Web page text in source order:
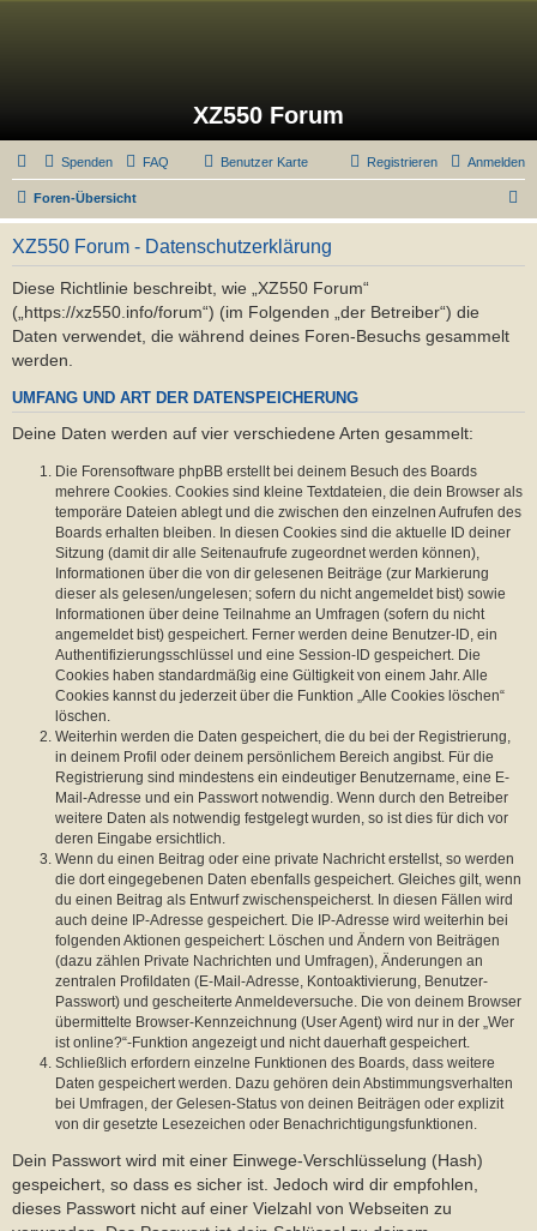
XZ550 Forum
Spenden FAQ Benutzer Karte Anmelden
Registrieren
Foren-Übersicht
u
XZ550 Forum - Datenschutzerklärung
Diese Richtlinie beschreibt, wie „XZ550 Forum“
(„https://xz550.info/forum“) (im Folgenden „der Betreiber“) die
Daten verwendet, die während deines Foren-Besuchs gesammelt
werden.
UMFANG UND ART DER DATENSPEICHERUNG
Deine Daten werden auf vier verschiedene Arten gesammelt:
Die Forensoftware phpBB erstellt bei deinem Besuch des Boards
mehrere Cookies. Cookies sind kleine Textdateien, die dein Browser als
temporäre Dateien ablegt und die zwischen den einzelnen Aufrufen des
Boards erhalten bleiben. In diesen Cookies sind die aktuelle ID deiner
Sitzung (damit dir alle Seitenaufrufe zugeordnet werden können),
Informationen über die von dir gelesenen Beiträge (zur Markierung
dieser als gelesen/ungelesen; sofern du nicht angemeldet bist) sowie
Informationen über deine Teilnahme an Umfragen (sofern du nicht
angemeldet bist) gespeichert. Ferner werden deine Benutzer-ID, ein
Authentifizierungsschlüssel und eine Session-ID gespeichert. Die
Cookies haben standardmäßig eine Gültigkeit von einem Jahr. Alle
Cookies kannst du jederzeit über die Funktion „Alle Cookies löschen“
löschen.
Weiterhin werden die Daten gespeichert, die du bei der Registrierung,
in deinem Profil oder deinem persönlichem Bereich angibst. Für die
Registrierung sind mindestens ein eindeutiger Benutzername, eine E-
Mail-Adresse und ein Passwort notwendig. Wenn durch den Betreiber
weitere Daten als notwendig festgelegt wurden, so ist dies für dich vor
deren Eingabe ersichtlich.
Wenn du einen Beitrag oder eine private Nachricht erstellst, so werden
die dort eingegebenen Daten ebenfalls gespeichert. Gleiches gilt, wenn
du einen Beitrag als Entwurf zwischenspeicherst. In diesen Fällen wird
auch deine IP-Adresse gespeichert. Die IP-Adresse wird weiterhin bei
folgenden Aktionen gespeichert: Löschen und Ändern von Beiträgen
(dazu zählen Private Nachrichten und Umfragen), Änderungen an
zentralen Profildaten (E-Mail-Adresse, Kontoaktivierung, Benutzer-
Passwort) und gescheiterte Anmeldeversuche. Die von deinem Browser
übermittelte Browser-Kennzeichnung (User Agent) wird nur in der „Wer
ist online?“-Funktion angezeigt und nicht dauerhaft gespeichert.
Schließlich erfordern einzelne Funktionen des Boards, dass weitere
Daten gespeichert werden. Dazu gehören dein Abstimmungsverhalten
bei Umfragen, der Gelesen-Status von deinen Beiträgen oder explizit
von dir gesetzte Lesezeichen oder Benachrichtigungsfunktionen.
Dein Passwort wird mit einer Einwege-Verschlüsselung (Hash)
gespeichert, so dass es sicher ist. Jedoch wird dir empfohlen,
dieses Passwort nicht auf einer Vielzahl von Webseiten zu